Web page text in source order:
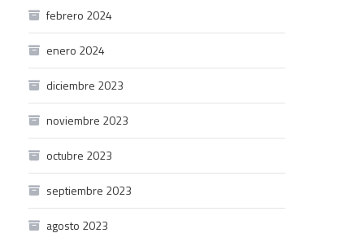
febrero 2024
enero 2024
diciembre 2023
noviembre 2023
octubre 2023
septiembre 2023
agosto 2023